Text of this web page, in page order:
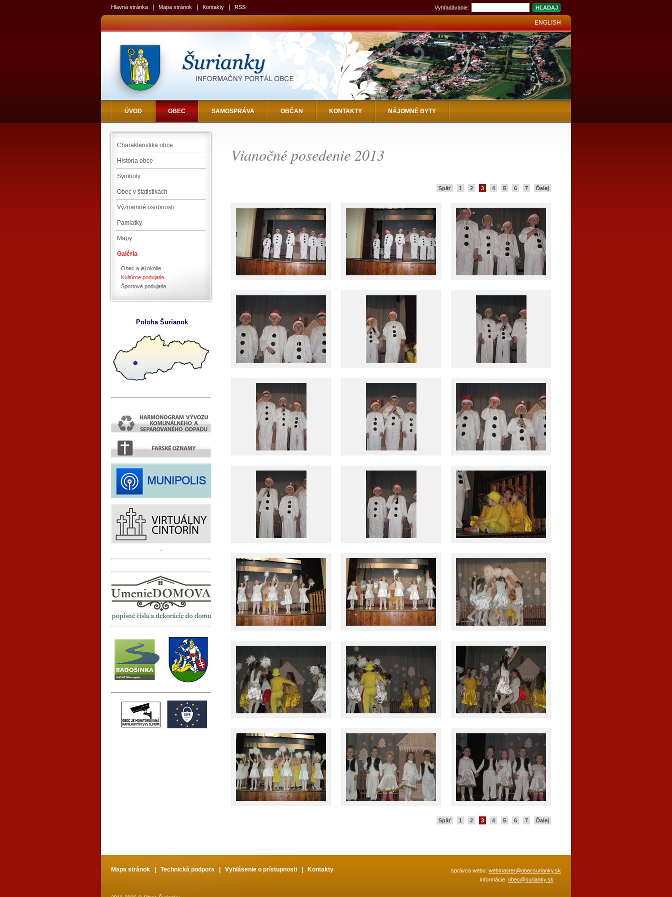
Hlavná stránka Mapa stránok Kontakty RSS Vyhľadávanie:
ENGLISH
ÚVOD OBEC SAMOSPRÁVA OBČAN KONTAKTY NÁJOMNÉ BYTY
Charakteristika obce
História obce
Symboly
Obec v štatistikách
Významné osobnosti
Pamiatky
Mapy
Galéria
Obec a jej okolie
Kultúrne podujatia
Športové podujatia
Poloha Šurianok
Vianočné posedenie 2013
Späť 1 2 3 4 5 6 7 Ďalej
Späť 1 2 3 4 5 6 7 Ďalej
Mapa stránok Technická podpora Vyhlásenie o prístupnosti Kontakty správca webu: webmaster@obecsurianky.sk
informácie: obec@surianky.sk